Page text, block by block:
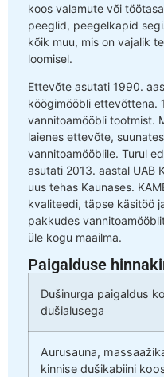
koos valamute või
peeglid, peegelkapid
kõik muu, mis on vajalik
loomisel.
Ettevõte asutati 1990.
köögimööbli ettevõttena.
vannitoamööbli tootmist.
laienes ettevõte,
vannitoamööblile. Turul
asutati 2013. aastal UAB
uus tehas Kaunases.
kvaliteedi, täpse käsitöö
pakkudes
üle kogu maailma.
Paigalduse
Dušinurga paigaldus
dušialusega
Aurusauna,
kinnise dušikabiini